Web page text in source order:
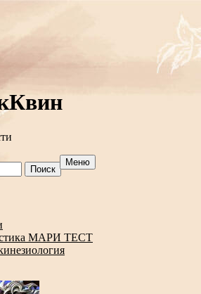
Меню
МАРИ ТЕСТ